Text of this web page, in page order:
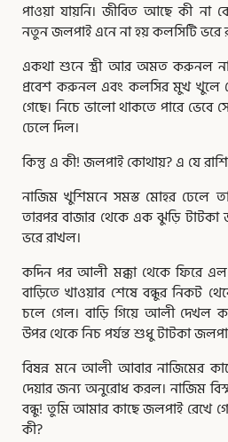
পাওয়া যায়নি। জীবিত আছে কী
নতুন জলপাই এনে না হয় কলসিটি ভরে
একথা শুনে স্ত্রী আর অমত করুনল
প্রবেশ করুনল এবং কলসির মুখ
গেছে। নিচে ভালো থাকতে পারে ভেবে
ঢেলে দিল।
কিন্তু এ কী! জলপাই কোথায়? এ যে
নাজিম খুশিমনে সমস্ত মোহর ঢেলে
তারপর বাজার থেকে এক ঝুড়ি টাটকা
ভরে রাখল।
কদিন পর আলী মক্কা থেকে ফিরে এল
বাড়িতে খাওয়ার শেষে বন্ধুর নিকট
চলে গেল। বাড়ি গিয়ে আলী দেখল
উপর থেকে নিচ পর্যন্ত শুধু টাটকা
বিষন্ন মনে আলী আবার নাজিমের
দেয়ার জন্য অনুরোধ করল। নাজিম
বন্ধু! তুমি আমার কাছে জলপাই রেখে
কী?